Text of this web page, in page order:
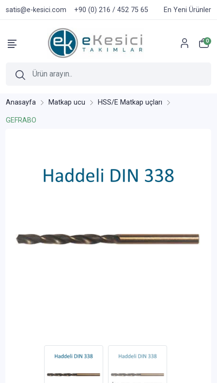
satis@e-kesici.com +90 (0) 216 / 452 75 65 En Yeni Ürünler
0
Anasayfa Matkap ucu HSS/E Matkap uçları
GEFRABO